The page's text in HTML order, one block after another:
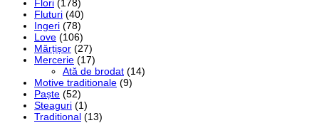
Flori (178)
Fluturi (40)
Ingeri (78)
Love (106)
Mărțișor (27)
Mercerie (17)
Ată de brodat (14)
Motive traditionale (9)
Paște (52)
Steaguri (1)
Traditional (13)